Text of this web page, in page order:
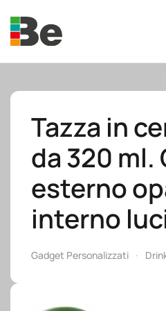
Skip to main content
Tazza in
da 320 ml.
esterno
interno
Gadget Personalizzati